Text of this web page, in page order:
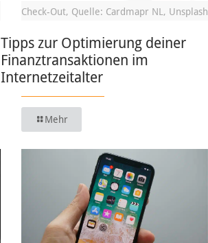
Check-Out, Quelle: Cardmapr NL, Unsplash
Tipps zur Optimierung deiner
Finanztransaktionen im
Internetzeitalter
Mehr